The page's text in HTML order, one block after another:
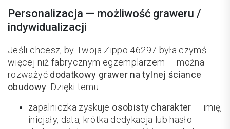
Personalizacja — możliwość graweru /
indywidualizacji
Jeśli chcesz, by Twoja Zippo 46297 była czymś
więcej niż fabrycznym egzemplarzem — można
rozważyć dodatkowy grawer na tylnej ściance
obudowy. Dzięki temu:
zapalniczka zyskuje osobisty charakter — imię,
inicjały, data, krótka dedykacja lub hasło